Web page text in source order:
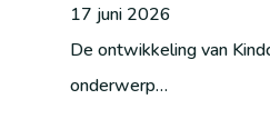
17 juni 2026
De ontwikkeling van
onderwerp…